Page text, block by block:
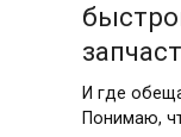
И где
Понимаю,